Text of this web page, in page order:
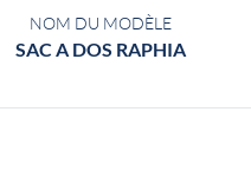
NOM DU MODÈLE
SAC A DOS RAPHIA